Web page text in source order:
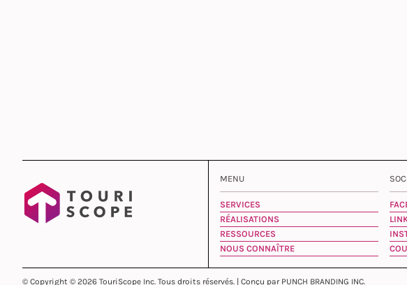
MENU
SERVICES
RÉALISATIONS
RESSOURCES
NOUS CONNAÎTRE
© Copyright © 2026 TouriScope Inc. Tous droits réservés. | Conçu par PUNCH BRANDING INC.